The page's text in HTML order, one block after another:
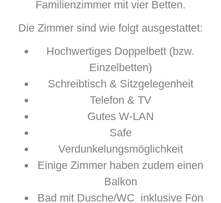
Familienzimmer mit vier Betten.
Die Zimmer sind wie folgt ausgestattet:
Hochwertiges Doppelbett (bzw.
Einzelbetten)
Schreibtisch & Sitzgelegenheit
Telefon & TV
Gutes W-LAN
Safe
Verdunkelungsmöglichkeit
Einige Zimmer haben zudem einen
Balkon
Bad mit Dusche/WC inklusive Fön